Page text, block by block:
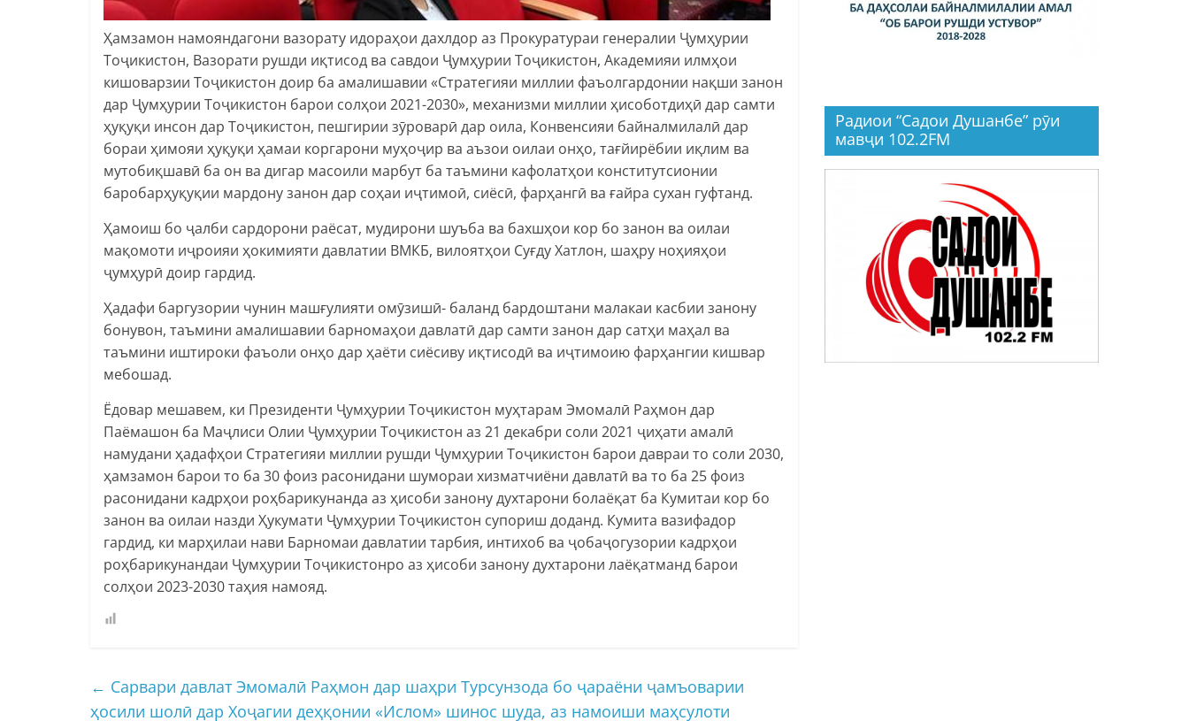
Ҳамзамон намояндагони вазорату идораҳои дахлдор аз Прокуратураи генералии Ҷумҳурии
Тоҷикистон, Вазорати рушди иқтисод ва савдои Ҷумҳурии Тоҷикистон, Академияи илмҳои
кишоварзии Тоҷикистон доир ба амалишавии «Стратегияи миллии фаъолгардонии нақши занон
дар Ҷумҳурии Тоҷикистон барои солҳои 2021-2030», механизми миллии ҳисоботдиҳӣ дар самти
ҳуқуқи инсон дар Тоҷикистон, пешгирии зӯроварӣ дар оила, Конвенсияи байналмилалӣ дар
бораи ҳимояи ҳуқуқи ҳамаи коргарони муҳоҷир ва аъзои оилаи онҳо, тағйирёбии иқлим ва
мутобиқшавӣ ба он ва дигар масоили марбут ба таъмини кафолатҳои конститутсионии
баробарҳуқуқии мардону занон дар соҳаи иҷтимоӣ, сиёсӣ, фарҳангӣ ва ғайра сухан гуфтанд.
Ҳамоиш бо ҷалби сардорони раёсат, мудирони шуъба ва бахшҳои кор бо занон ва оилаи
мақомоти иҷроияи ҳокимияти давлатии ВМКБ, вилоятҳои Суғду Хатлон, шаҳру ноҳияҳои
ҷумҳурӣ доир гардид.
Ҳадафи баргузории чунин машғулияти омӯзишӣ- баланд бардоштани малакаи касбии занону
бонувон, таъмини амалишавии барномаҳои давлатӣ дар самти занон дар сатҳи маҳал ва
таъмини иштироки фаъоли онҳо дар ҳаёти сиёсиву иқтисодӣ ва иҷтимоию фарҳангии кишвар
мебошад.
Ёдовар мешавем, ки Президенти Ҷумҳурии Тоҷикистон муҳтарам Эмомалӣ Раҳмон дар
Паёмашон ба Маҷлиси Олии Ҷумҳурии Тоҷикистон аз 21 декабри соли 2021 ҷиҳати амалӣ
намудани ҳадафҳои Стратегияи миллии рушди Ҷумҳурии Тоҷикистон барои давраи то соли 2030,
ҳамзамон барои то ба 30 фоиз расонидани шумораи хизматчиёни давлатӣ ва то ба 25 фоиз
расонидани кадрҳои роҳбарикунанда аз ҳисоби занону духтарони болаёқат ба Кумитаи кор бо
занон ва оилаи назди Ҳукумати Ҷумҳурии Тоҷикистон супориш доданд. Кумита вазифадор
гардид, ки марҳилаи нави Барномаи давлатии тарбия, интихоб ва ҷобаҷогузории кадрҳои
роҳбарикунандаи Ҷумҳурии Тоҷикистонро аз ҳисоби занону духтарони лаёқатманд барои
солҳои 2023-2030 таҳия намояд.
← Сарвари давлат Эмомалӣ Раҳмон дар шаҳри Турсунзода бо ҷараёни ҷамъоварии
ҳосили шолӣ дар Хоҷагии деҳқонии «Ислом» шинос шуда, аз намоиши маҳсулоти
Радиои “Садои Душанбе” рӯи
мавҷи 102.2FM